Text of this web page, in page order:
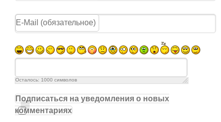
Осталось: 1000 символов
Подписаться на уведомления о новых
комментариях